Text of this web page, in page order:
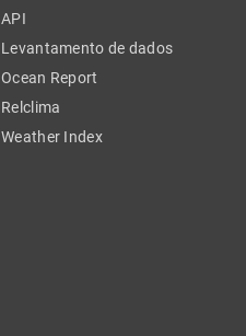
API
Levantamento de dados
Ocean Report
Relclima
Weather Index